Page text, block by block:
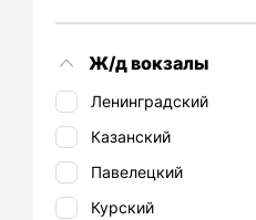
Ж/д вокзалы
Ленинградский
Казанский
Павелецкий
Курский